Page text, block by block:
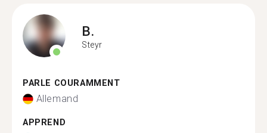
B.
Steyr
PARLE COURAMMENT
Allemand
APPREND